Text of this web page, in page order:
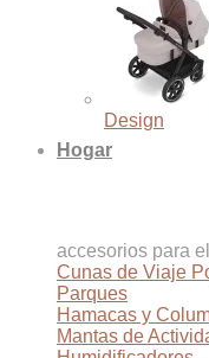
Design
Hogar
accesorios para
Cunas de Viaje
Parques
Hamacas y
Mantas de